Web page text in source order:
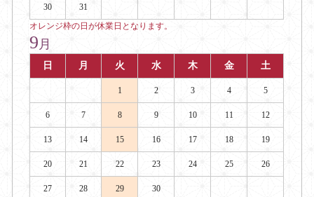
30
31
オレンジ枠の日が休業日となります。
9 月
日 月 火 水 木 金 土
1 2 3 4 5
6 7 8 9 10 11 12
13 14 15 16 17 18 19
20 21 22 23 24 25 26
27 28 29 30